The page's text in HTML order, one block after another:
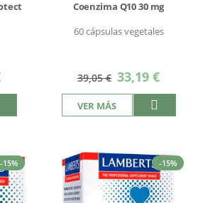
Coenzima Q10 30 mg
60 cápsulas vegetales
39,05 € Precio
especial
33,19 €
VER MÁS
-15% -15%